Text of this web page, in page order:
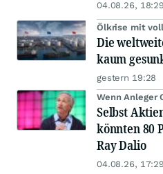
04.08.26, 18:29
Ölkrise mit
Die
kaum
gestern 19:28
Wenn Anleger
Selbst
könnten 80
Ray Dalio
04.08.26, 17:29